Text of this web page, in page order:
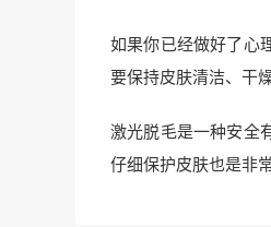
如果你已经做好了心
要保持皮肤清洁、干
激光脱毛是一种安全
仔细保护皮肤也是非